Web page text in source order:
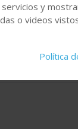
y
o videos
Política